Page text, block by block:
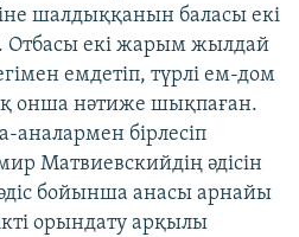
шалдыққанын баласы екі
Отбасы екі жарым жылдай
емдетіп, түрлі ем-дом
онша нәтиже шықпаған.
аналармен бірлесіп
Матвиевскийдің әдісін
бойынша анасы арнайы
орындату арқылы